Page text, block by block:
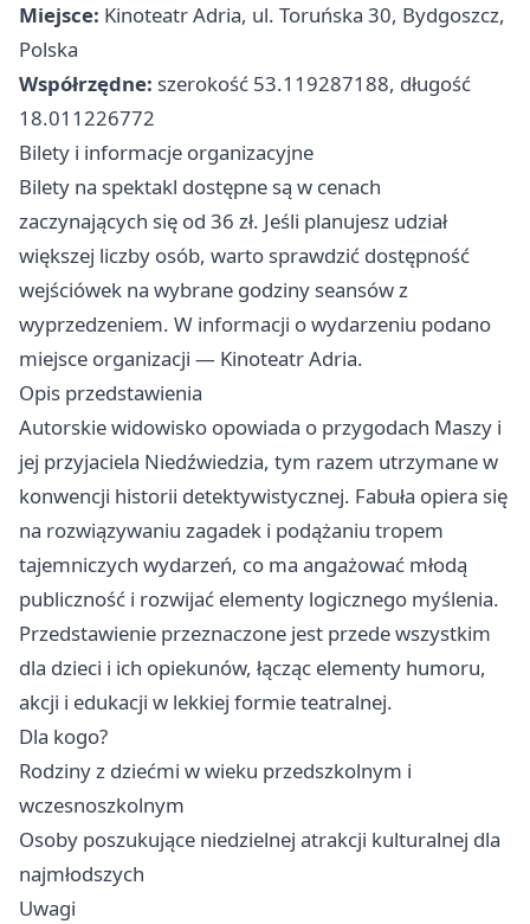
Miejsce: Kinoteatr Adria, ul. Toruńska 30, Bydgoszcz,
Polska
Współrzędne: szerokość 53.119287188, długość
18.011226772
Bilety i informacje organizacyjne
Bilety na spektakl dostępne są w cenach
zaczynających się od 36 zł. Jeśli planujesz udział
większej liczby osób, warto sprawdzić dostępność
wejściówek na wybrane godziny seansów z
wyprzedzeniem. W informacji o wydarzeniu podano
miejsce organizacji — Kinoteatr Adria.
Opis przedstawienia
Autorskie widowisko opowiada o przygodach Maszy i
jej przyjaciela Niedźwiedzia, tym razem utrzymane w
konwencji historii detektywistycznej. Fabuła opiera się
na rozwiązywaniu zagadek i podążaniu tropem
tajemniczych wydarzeń, co ma angażować młodą
publiczność i rozwijać elementy logicznego myślenia.
Przedstawienie przeznaczone jest przede wszystkim
dla dzieci i ich opiekunów, łącząc elementy humoru,
akcji i edukacji w lekkiej formie teatralnej.
Dla kogo?
Rodziny z dziećmi w wieku przedszkolnym i
wczesnoszkolnym
Osoby poszukujące niedzielnej atrakcji kulturalnej dla
najmłodszych
Uwagi